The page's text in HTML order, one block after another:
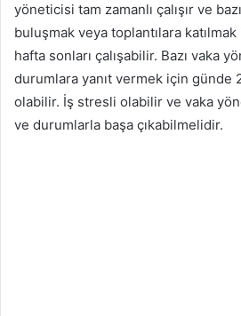
yöneticisi tam zamanlı çalışır ve
buluşmak veya toplantılara
hafta sonları çalışabilir. Bazı vaka
durumlara yanıt vermek için günde
olabilir. İş stresli olabilir ve vaka
ve durumlarla başa çıkabilmelidir.